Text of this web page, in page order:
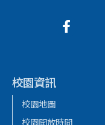
校園資訊
校園地圖
校園開放時間